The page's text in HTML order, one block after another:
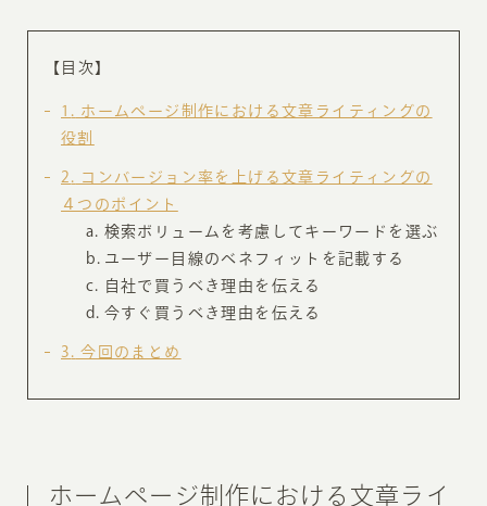
【目次】
1
ホームページ制作における文章ライティングの
役割
2
コンバージョン率を上げる文章ライティングの
４つのポイント
検索ボリュームを考慮してキーワードを選ぶ
ユーザー目線のベネフィットを記載する
自社で買うべき理由を伝える
今すぐ買うべき理由を伝える
3 今回のまとめ
ホームページ制作における文章ライ